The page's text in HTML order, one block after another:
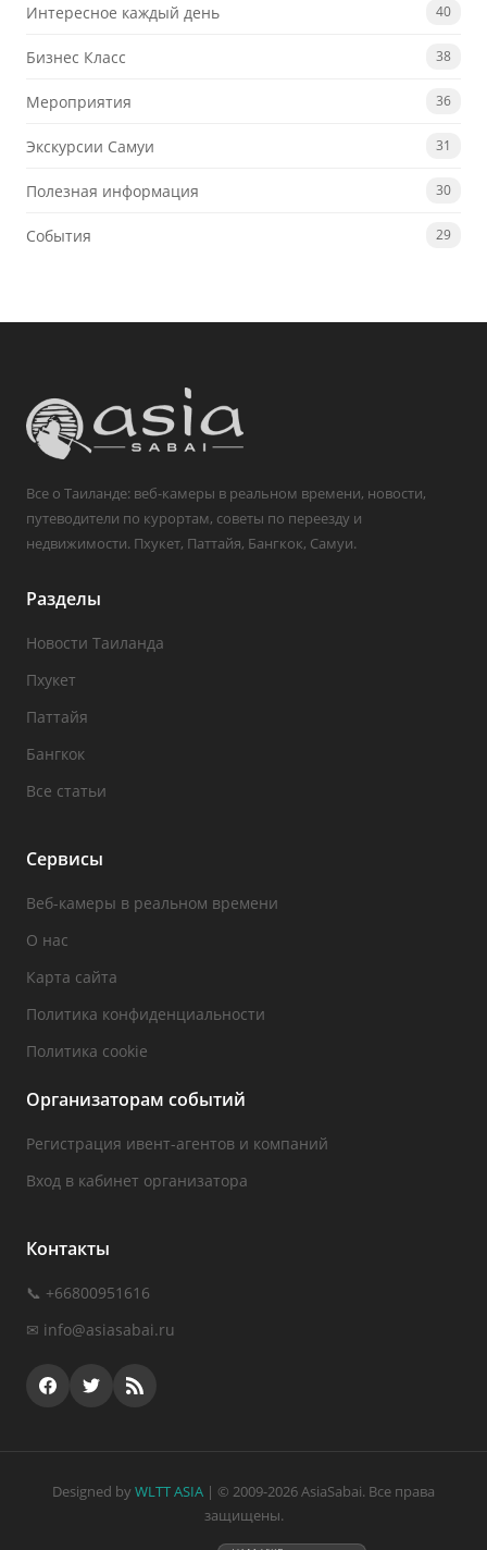
Интересное каждый день 40
Бизнес Класс 38
Мероприятия 36
Экскурсии Самуи 31
Полезная информация 30
События 29
Все о Таиланде: веб-камеры в реальном времени, новости,
путеводители по курортам, советы по переезду и
недвижимости. Пхукет, Паттайя, Бангкок, Самуи.
Разделы
Новости Таиланда
Пхукет
Паттайя
Бангкок
Все статьи
Сервисы
Веб-камеры в реальном времени
О нас
Карта сайта
Политика конфиденциальности
Политика cookie
Организаторам событий
Регистрация ивент-агентов и компаний
Вход в кабинет организатора
Контакты
📞 +66800951616
✉ info@asiasabai.ru
Designed by WLTT ASIA | © 2009-2026 AsiaSabai. Все права
защищены.